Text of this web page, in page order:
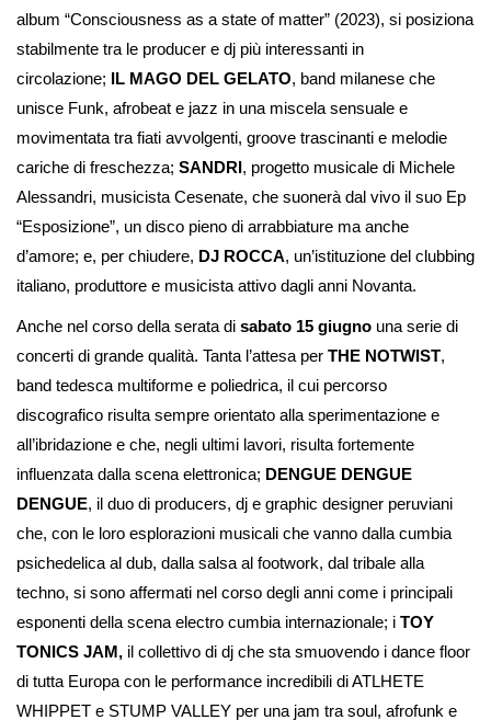
album “Consciousness as a state of matter” (2023), si posiziona
stabilmente tra le producer e dj più interessanti in
circolazione; IL MAGO DEL GELATO, band milanese che
unisce Funk, afrobeat e jazz in una miscela sensuale e
movimentata tra fiati avvolgenti, groove trascinanti e melodie
cariche di freschezza; SANDRI, progetto musicale di Michele
Alessandri, musicista Cesenate, che suonerà dal vivo il suo Ep
“Esposizione”, un disco pieno di arrabbiature ma anche
d’amore; e, per chiudere, DJ ROCCA, un’istituzione del clubbing
italiano, produttore e musicista attivo dagli anni Novanta.
Anche nel corso della serata di sabato 15 giugno una serie di
concerti di grande qualità. Tanta l’attesa per THE NOTWIST,
band tedesca multiforme e poliedrica, il cui percorso
discografico risulta sempre orientato alla sperimentazione e
all’ibridazione e che, negli ultimi lavori, risulta fortemente
influenzata dalla scena elettronica; DENGUE DENGUE
DENGUE, il duo di producers, dj e graphic designer peruviani
che, con le loro esplorazioni musicali che vanno dalla cumbia
psichedelica al dub, dalla salsa al footwork, dal tribale alla
techno, si sono affermati nel corso degli anni come i principali
esponenti della scena electro cumbia internazionale; i TOY
TONICS JAM, il collettivo di dj che sta smuovendo i dance floor
di tutta Europa con le performance incredibili di ATLHETE
WHIPPET e STUMP VALLEY per una jam tra soul, afrofunk e